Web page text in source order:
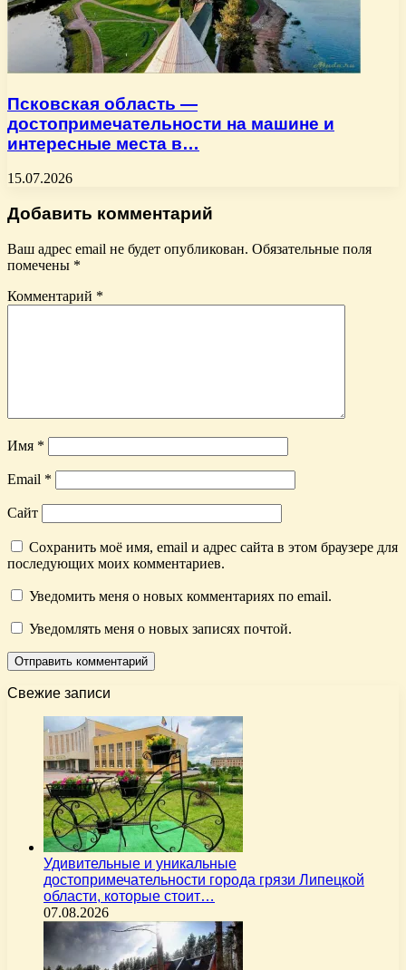
Псковская область —
достопримечательности на машине и
интересные места в…
15.07.2026
Добавить комментарий
Ваш адрес email не будет опубликован. Обязательные поля
помечены *
Комментарий *
Имя *
Email *
Сайт
Сохранить моё имя, email и адрес сайта в этом браузере для
последующих моих комментариев.
Уведомить меня о новых комментариях по email.
Уведомлять меня о новых записях почтой.
Свежие записи
Удивительные и уникальные
достопримечательности города грязи Липецкой
области, которые стоит…
07.08.2026